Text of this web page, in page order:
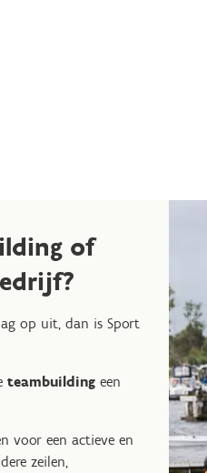
of
op uit, dan is Sport
teambuilding een
voor een actieve en
zeilen,